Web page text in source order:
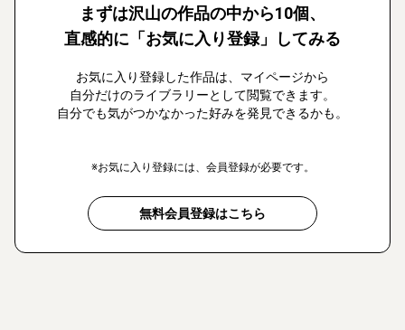
まずは沢山の作品の中から10個、
直感的に「お気に入り登録」してみる
お気に入り登録した作品は、マイページから
自分だけのライブラリーとして閲覧できます。
自分でも気がつかなかった好みを発見できるかも。
※お気に入り登録には、会員登録が必要です。
無料会員登録はこちら